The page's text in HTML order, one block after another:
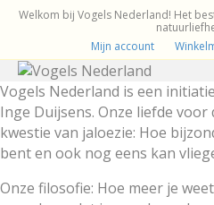
Welkom bij Vogels Nederland! Het
Mijn account
Vogels Nederland is een
Inge Duijsens. Onze liefde voor
kwestie van jaloezie: Hoe
bent en ook nog eens kan
Onze filosofie: Hoe meer je